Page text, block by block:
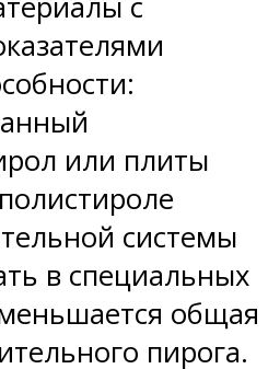
или плиты
системы
в специальных
общая
пирога.